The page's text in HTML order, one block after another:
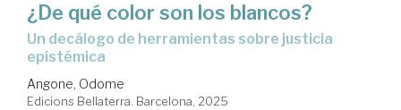
¿De qué color son los blancos?
Un decálogo de herramientas sobre justicia
epistémica
Angone, Odome
Edicions Bellaterra. Barcelona, 2025